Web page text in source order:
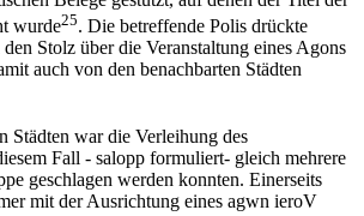
wurde25. Die betreffende Polis drückte
Stolz über die Veranstaltung eines Agons
auch von den benachbarten Städten
Städten war die Verleihung des
Fall - salopp formuliert- gleich mehrere
geschlagen werden konnten. Einerseits
mit der Ausrichtung eines agwn ieroV